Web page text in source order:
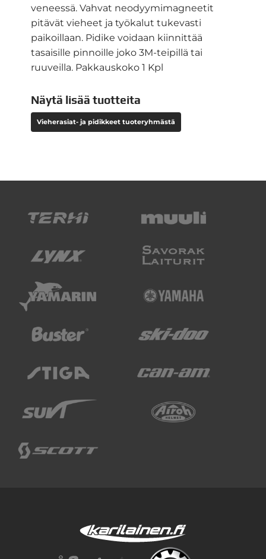
veneessä. Vahvat neodyymimagneetit
pitävät vieheet ja työkalut tukevasti
paikoillaan. Pidike voidaan kiinnittää
tasaisille pinnoille joko 3M-teipillä tai
ruuveilla. Pakkauskoko 1 Kpl
Näytä lisää tuotteita
Vieherasiat- ja pidikkeet tuoteryhmästä